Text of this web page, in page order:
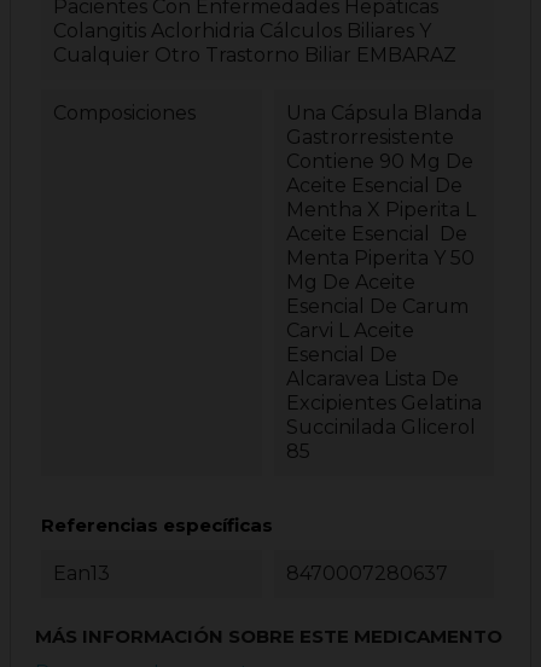
Pacientes Con Enfermedades Hepáticas
Colangitis Aclorhidria Cálculos Biliares Y
Cualquier Otro Trastorno Biliar EMBARAZ
Composiciones
Una Cápsula Blanda
Gastrorresistente
Contiene 90 Mg De
Aceite Esencial De
Mentha X Piperita L
Aceite Esencial De
Menta Piperita Y 50
Mg De Aceite
Esencial De Carum
Carvi L Aceite
Esencial De
Alcaravea Lista De
Excipientes Gelatina
Succinilada Glicerol
85
Referencias específicas
Ean13 8470007280637
MÁS INFORMACIÓN SOBRE ESTE MEDICAMENTO